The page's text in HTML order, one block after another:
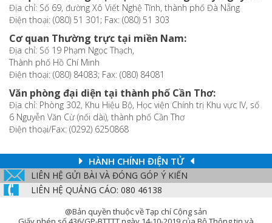
Địa chỉ: Số 69, đường Xô Viết Nghệ Tĩnh, thành phố Đà Nẵng
Điện thoại: (080) 51 301; Fax: (080) 51 303
Cơ quan Thường trực tại miền Nam:
Địa chỉ: Số 19 Phạm Ngọc Thạch,
Thành phố Hồ Chí Minh
Điện thoại: (080) 84083; Fax: (080) 84081
Văn phòng đại diện tại thành phố Cần Thơ:
Địa chỉ: Phòng 302, Khu Hiệu Bộ, Học viện Chính trị Khu vực IV, số
6 Nguyễn Văn Cừ (nối dài), thành phố Cần Thơ
Điện thoại/Fax: (0292) 6250868
HÀNH CHÍNH ĐIỆN TỬ
LIÊN HỆ GỬI BÀI VÀ ĐÓNG GÓP Ý KIẾN
LIÊN HỆ QUẢNG CÁO: 080 46138
@Bản quyền thuộc về Tạp chí Cộng sản